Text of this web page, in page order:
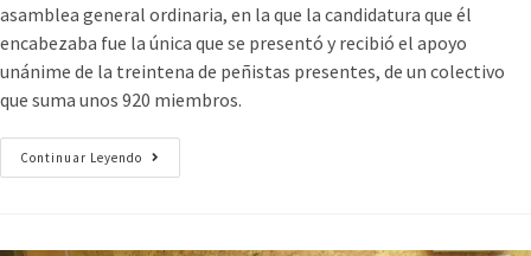
asamblea general ordinaria, en la que la candidatura que él
encabezaba fue la única que se presentó y recibió el apoyo
unánime de la treintena de peñistas presentes, de un colectivo
que suma unos 920 miembros.
Continuar Leyendo